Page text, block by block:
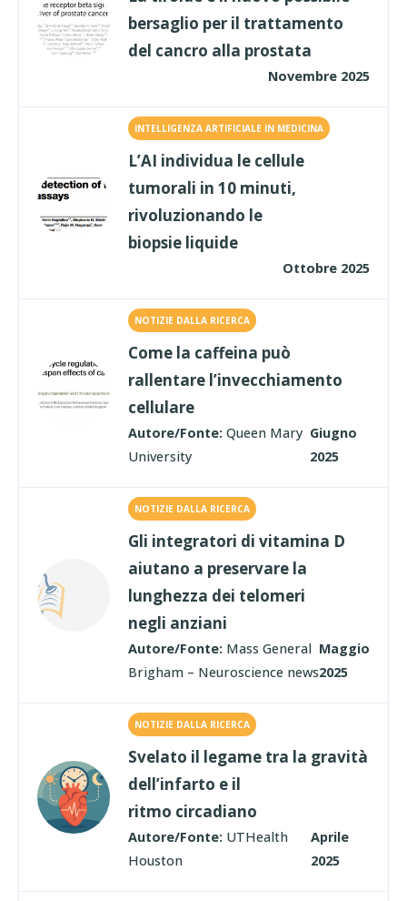
bersaglio per il trattamento
del cancro alla prostata
Novembre 2025
INTELLIGENZA ARTIFICIALE IN MEDICINA
L’AI individua le cellule
tumorali in 10 minuti,
rivoluzionando le
biopsie liquide
Ottobre 2025
NOTIZIE DALLA RICERCA
Come la caffeina può
rallentare l’invecchiamento
cellulare
Autore/Fonte: Queen Mary
University
Giugno
2025
NOTIZIE DALLA RICERCA
Gli integratori di vitamina D
aiutano a preservare la
lunghezza dei telomeri
negli anziani
Autore/Fonte: Mass General
Brigham – Neuroscience news
Maggio
2025
NOTIZIE DALLA RICERCA
Svelato il legame tra la gravità
dell’infarto e il
ritmo circadiano
Autore/Fonte: UTHealth
Houston
Aprile
2025